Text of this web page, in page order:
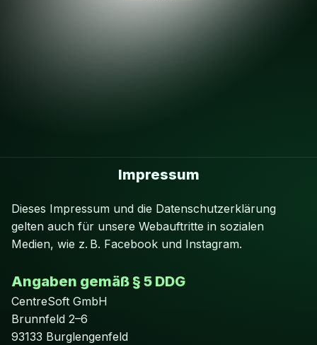
Impressum
Dieses Impressum und die Datenschutzerklärung
gelten auch für unsere Webauftritte in sozialen
Medien, wie z. B. Facebook und Instagram.
Angaben gemäß § 5 DDG
CentreSoft GmbH
Brunnfeld 2–6
93133 Burglengenfeld